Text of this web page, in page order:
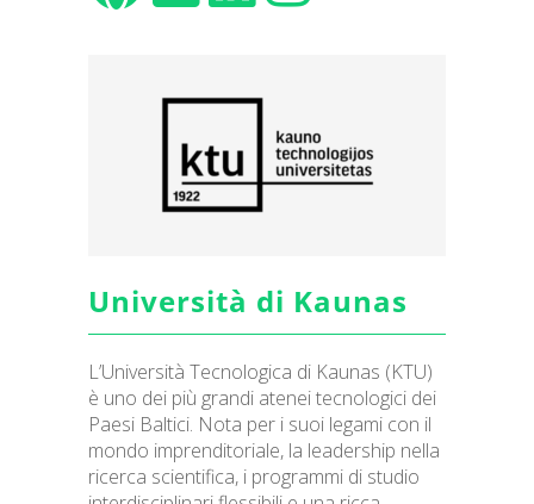
Università di Kaunas
L’Università Tecnologica di Kaunas (KTU)
è uno dei più grandi atenei tecnologici dei
Paesi Baltici. Nota per i suoi legami con il
mondo imprenditoriale, la leadership nella
ricerca scientifica, i programmi di studio